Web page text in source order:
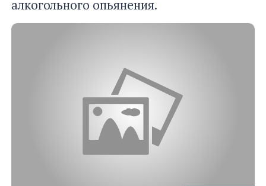
алкогольного опьянения.